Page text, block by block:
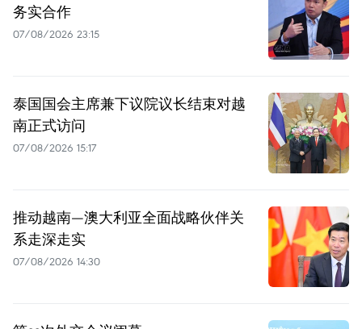
务实合作
07/08/2026 23:15
泰国国会主席兼下议院议长结束对越
南正式访问
07/08/2026 15:17
推动越南—澳大利亚全面战略伙伴关
系走深走实
07/08/2026 14:30